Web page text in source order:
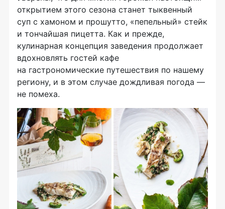
открытием этого сезона станет тыквенный
суп с хамоном и прошутто, «пепельный» стейк
и тончайшая пицетта. Как и прежде,
кулинарная концепция заведения продолжает
вдохновлять гостей кафе
на гастрономические путешествия по нашему
региону, и в этом случае дождливая погода —
не помеха.